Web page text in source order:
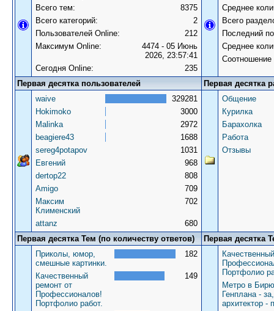
Всего тем:
8375
Всего категорий:
2
Пользователей Online:
212
Максимум Online:
4474 - 05 Июнь
2026, 23:57:41
Сегодня Online:
235
Среднее
Всего
Последний
Среднее
Первая десятка пользователей
Первая десятка
waive
329281
Hokimoko
3000
Malinka
2972
beagiere43
1688
sereg4potapov
1031
Евгений
968
dertop22
808
Amigo
709
Максим
Клименский
702
attanz 680
Общение
Курилка
Барахолка
Работа
Отзывы
Первая десятка Тем (по количеству ответов)
Первая десятка
Приколы, юмор,
смешные картинки.
182
Качественный
ремонт от
Профессионалов!
Портфолио работ.
149
Портфолио
Метро в
Генплана -
архитектор -